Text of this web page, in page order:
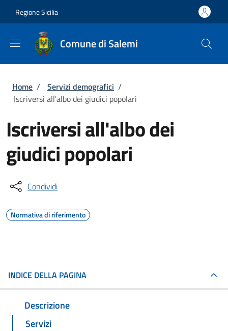
Regione Sicilia
Comune di Salemi
Briciole di pane
Home / Servizi demografici /
Iscriversi all'albo dei giudici popolari
Iscriversi all'albo dei
giudici popolari
Condividi
Normativa di riferimento
INDICE DELLA PAGINA
Descrizione
Servizi